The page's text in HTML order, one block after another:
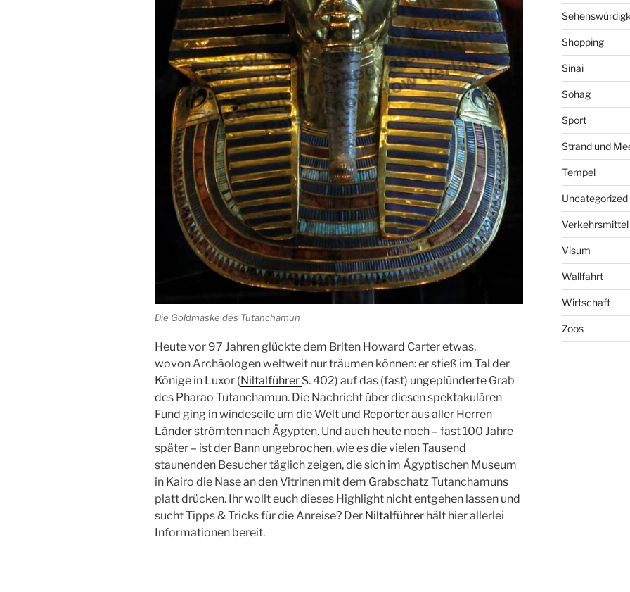
Die Goldmaske des Tutanchamun
Heute vor 97 Jahren glückte dem Briten Howard Carter etwas,
wovonArchäologenweltweit nur träumen können: er stieß im Tal der
Könige in Luxor (Niltalführer S. 402) auf das (fast) ungeplünderte Grab
des Pharao Tutanchamun. Die Nachricht über diesen spektakulären
Fund ging in windeseile um die Welt und Reporter aus aller Herren
Länder strömten nachÄgypten. Und auch heute noch – fast 100 Jahre
später – ist der Bann ungebrochen, wiees die vielen Tausend
staunenden Besucher täglich zeigen, die sich im Ägyptischen Museum
in Kairo die Nase an den Vitrinen mit dem GrabschatzTutanchamuns
platt drücken. Ihr wollt euch dieses Highlight nicht entgehen lassen und
sucht Tipps & Tricks für die Anreise? Der Niltalführer hält hier allerlei
Informationen bereit.
Shopping
Sinai
Sohag
Sport
Strand und
Tempel
Uncategorized
Verkehrsmittel
Visum
Wallfahrt
Wirtschaft
Zoos